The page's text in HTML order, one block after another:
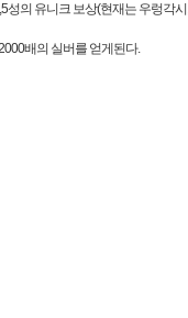
의 유니크 보상(현재는 우렁각
배의 실버를 얻게된다.